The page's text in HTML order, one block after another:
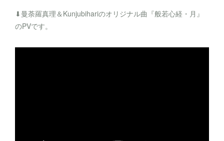
⬇︎曼荼羅真理＆Kunjubihariのオリジナル曲『般若心経・月』
のPVです。